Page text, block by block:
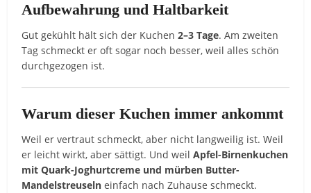
Aufbewahrung und Haltbarkeit
Gut gekühlt hält sich der Kuchen2–3 Tage. Am zweiten
Tag schmeckt er oft sogar noch besser, weil alles schön
durchgezogen ist.
Warum dieser Kuchen immer ankommt
Weil er vertraut schmeckt, aber nicht langweilig ist. Weil
er leicht wirkt, aber sättigt. Und weilApfel-Birnenkuchen
mit Quark-Joghurtcreme und mürben Butter-
Mandelstreuseln einfach nach Zuhause schmeckt.